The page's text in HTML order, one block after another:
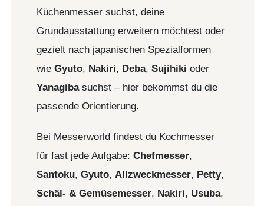
Küchenmesser suchst, deine
Grundausstattung erweitern möchtest oder
gezielt nach japanischen Spezialformen
wie Gyuto, Nakiri, Deba, Sujihiki oder
Yanagibasuchst – hier bekommst du die
passende Orientierung.
Bei Messerworld findest du Kochmesser
für fast jede Aufgabe: Chefmesser,
Santoku, Gyuto, Allzweckmesser, Petty,
Schäl- & Gemüsemesser, Nakiri, Usuba,